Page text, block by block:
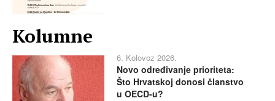
Kolumne
6. Kolovoz 2026.
Novo određivanje prioriteta:
Što Hrvatskoj donosi članstvo
u OECD-u?